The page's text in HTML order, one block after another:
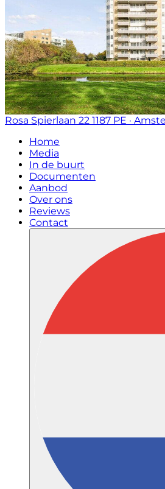
Rosa Spierlaan 22 1187 PE ·
Home
Media
In de buurt
Documenten
Aanbod
Over ons
Reviews
Contact